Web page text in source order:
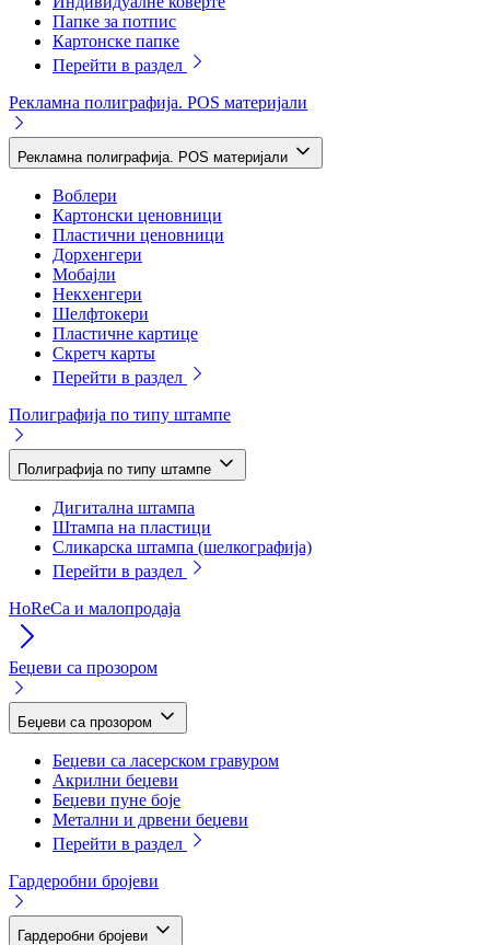
Папке за потпис
Картонске папке
Перейти в раздел
Рекламна полиграфија. POS материјали
Рекламна полиграфија. POS материјали
Воблери
Картонски ценовници
Пластични ценовници
Дорхенгери
Мобајли
Некхенгери
Шелфтокери
Пластичне картице
Скретч карты
Перейти в раздел
Полиграфија по типу штампе
Полиграфија по типу штампе
Дигитална штампа
Штампа на пластици
Сликарска штампа (шелкографија)
Перейти в раздел
HoReCa и малопродаја
Беџеви са прозором
Беџеви са прозором
Беџеви са ласерском гравуром
Акрилни беџеви
Беџеви пуне боје
Метални и дрвени беџеви
Перейти в раздел
Гардеробни бројеви
Гардеробни бројеви